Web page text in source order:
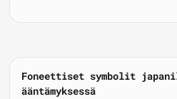
Foneettiset symbolit
ääntämyksessä